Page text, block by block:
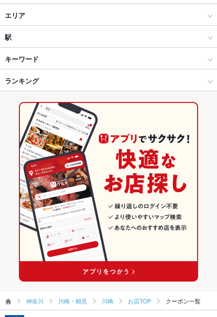
居酒屋
和風
創作
川崎・鶴見 × 居酒屋
川崎・鶴見 × 和風
川崎・鶴見 × 創作
川崎駅 × 居酒屋
川崎駅 × 和風
川崎駅 × 創作
エリア
川崎
川崎 × 居酒屋
川崎 × 和風
川崎 × 創作
神奈川 × 居酒屋
神奈川 × 和風
神奈川 × 創作
駅
川崎駅
京急川崎駅
キーワード
手羽先 からあげ
うどん 天ぷら 焼きそば
ステーキ 餃子 牛タン ケーキ
肉寿司 焼きうどん 牛タンしゃぶしゃぶ
ランキング
神奈川のグルメランキング
神奈川の居酒屋ランキング
川崎・鶴見のグルメランキング
川崎・鶴見の居酒屋ランキング
川崎のグルメランキング
川崎の居酒屋ランキング
神奈川 川崎・鶴見 川崎 お店TOP クーポン一覧